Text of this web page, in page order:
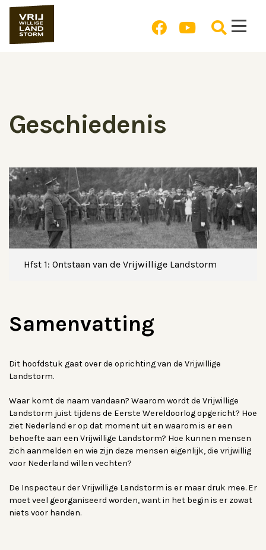
Geschiedenis
Hfst 1: Ontstaan van de Vrijwillige Landstorm
Samenvatting
Dit hoofdstuk gaat over de oprichting van de Vrijwillige
Landstorm.
Waar komt de naam vandaan? Waarom wordt de Vrijwillige
Landstorm juist tijdens de Eerste Wereldoorlog opgericht? Hoe
ziet Nederland er op dat moment uit en waarom is er een
behoefte aan een Vrijwillige Landstorm? Hoe kunnen mensen
zich aanmelden en wie zijn deze mensen eigenlijk, die vrijwillig
voor Nederland willen vechten?
De Inspecteur der Vrijwillige Landstorm is er maar druk mee. Er
moet veel georganiseerd worden, want in het begin is er zowat
niets voor handen.